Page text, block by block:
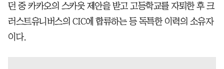
던 중 카카오의 스카웃 제안을 받고 고등학교를 자퇴한 후 크
러스트유니버스의 CIC에 합류하는 등 독특한 이력의 소유자
이다.